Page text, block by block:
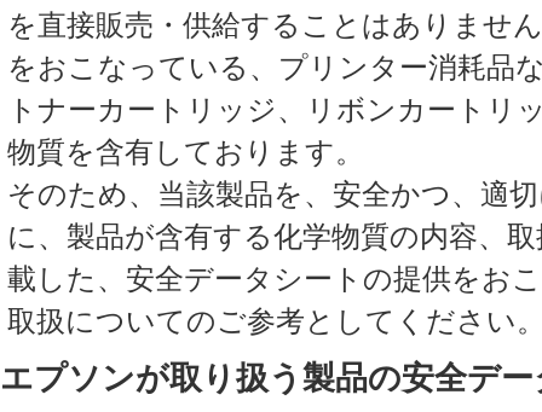
を直接販売・供給することはありませ
をおこなっている、プリンター消耗品
トナーカートリッジ、リボンカートリ
物質を含有しております。
そのため、当該製品を、安全かつ、適
に、製品が含有する化学物質の内容、
載した、安全データシートの提供をお
取扱についてのご参考としてください
エプソンが取り扱う製品の安全デ